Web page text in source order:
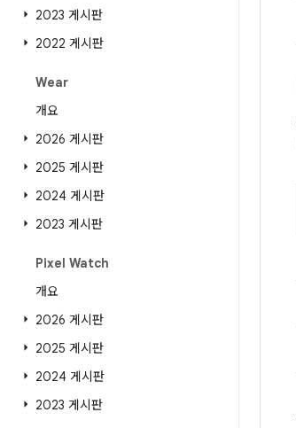
2023 게시판
2022 게시판
Wear
개요
2026 게시판
2025 게시판
2024 게시판
2023 게시판
Pixel Watch
개요
2026 게시판
2025 게시판
2024 게시판
2023 게시판